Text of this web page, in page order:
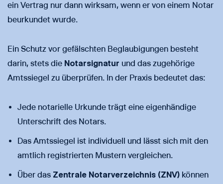
ein Vertrag nur dann wirksam, wenn er von einem Notar
beurkundet wurde.
Ein Schutz vor gefälschten Beglaubigungen besteht
darin, stets die Notarsignatur und das zugehörige
Amtssiegel zu überprüfen. In der Praxis bedeutet das:
Jede notarielle Urkunde trägt eine eigenhändige
Unterschrift des Notars.
Das Amtssiegel ist individuell und lässt sich mit den
amtlich registrierten Mustern vergleichen.
Über das Zentrale Notarverzeichnis (ZNV) können